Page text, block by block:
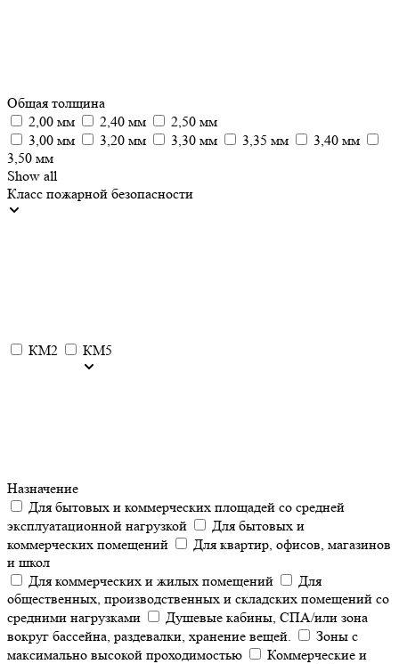
Общая толщина
2,00 мм
2,40 мм
2,50 мм
3,00 мм
3,20 мм 3,30 мм 3,35 мм
3,40 мм
3,50 мм
Show all
Класс пожарной безопасности
КМ2 КМ5
Назначение
Для бытовых и коммерческих площадей со средней
эксплуатационной нагрузкой
Для бытовых и
коммерческих помещений
Для квартир, офисов, магазинов
и школ
Для коммерческих и жилых помещений
Для
общественных, производственных и складских помещений со
средними нагрузками
Душевые кабины, СПА/или зона
вокруг бассейна, раздевалки, хранение вещей.
Зоны с
максимально высокой проходимостью
Коммерческие и